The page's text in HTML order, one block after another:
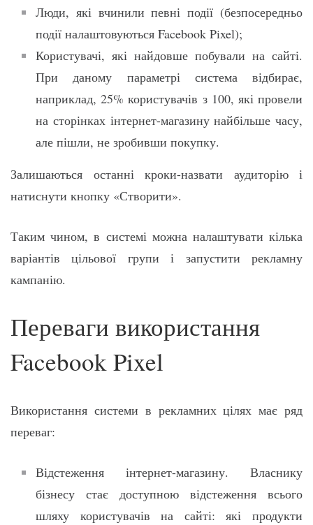
Люди, які вчинили певні події (безпосередньо
події налаштовуються Facebook Pixel);
Користувачі, які найдовше побували на сайті.
При даному параметрі система відбирає,
наприклад, 25% користувачів з 100, які провели
на сторінках інтернет-магазину найбільше часу,
але пішли, не зробивши покупку.
Залишаються останні кроки-назвати аудиторію і
натиснути кнопку «Створити».
Таким чином, в системі можна налаштувати кілька
варіантів цільової групи і запустити рекламну
кампанію.
Переваги використання
Facebook Pixel
Використання системи в рекламних цілях має ряд
переваг:
Відстеження інтернет-магазину. Власнику
бізнесу стає доступною відстеження всього
шляху користувачів на сайті: які продукти